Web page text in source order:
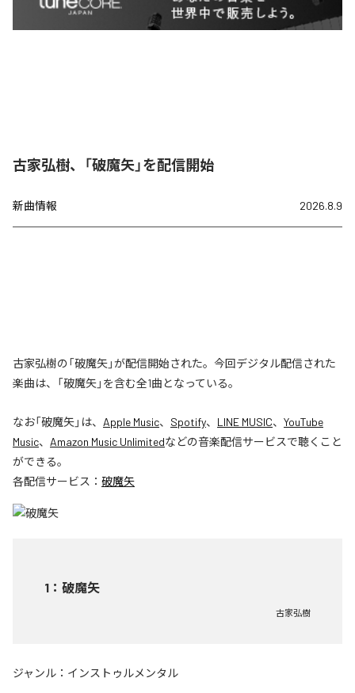
古家弘樹、「破魔矢」を配信開始
新曲情報 2026.8.9
古家弘樹の「破魔矢」が配信開始された。今回デジタル配信された
楽曲は、「破魔矢」を含む全1曲となっている。
なお「破魔矢」は、 Apple Music、 Spotify、 LINE MUSIC、 YouTube
Music、 Amazon Music Unlimitedなどの音楽配信サービスで聴くこと
ができる。
各配信サービス： 破魔矢
1 ： 破魔矢
古家弘樹
ジャンル： インストゥルメンタル